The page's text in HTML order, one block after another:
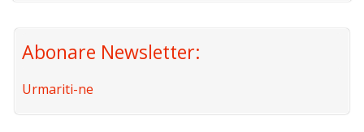
Abonare Newsletter:
Urmariti-ne